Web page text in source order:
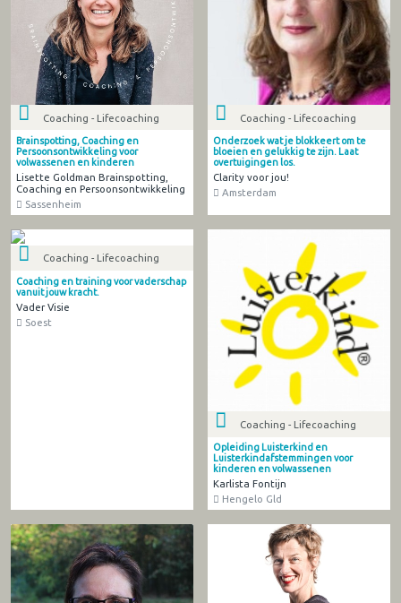
Coaching - Lifecoaching
Brainspotting, Coaching en
Persoonsontwikkeling voor
volwassenen en kinderen
Lisette Goldman Brainspotting,
Coaching en Persoonsontwikkeling
Sassenheim
Coaching - Lifecoaching
Onderzoek wat je blokkeert om te
bloeien en gelukkig te zijn. Laat
overtuigingen los.
Clarity voor jou!
Amsterdam
Coaching - Lifecoaching
Coaching en training voor vaderschap
vanuit jouw kracht.
Vader Visie
Soest
Coaching - Lifecoaching
Opleiding Luisterkind en
Luisterkindafstemmingen voor
kinderen en volwassenen
Karlista Fontijn
Hengelo Gld